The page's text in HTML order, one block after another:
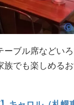
ーブル席などい
族でも楽しめる